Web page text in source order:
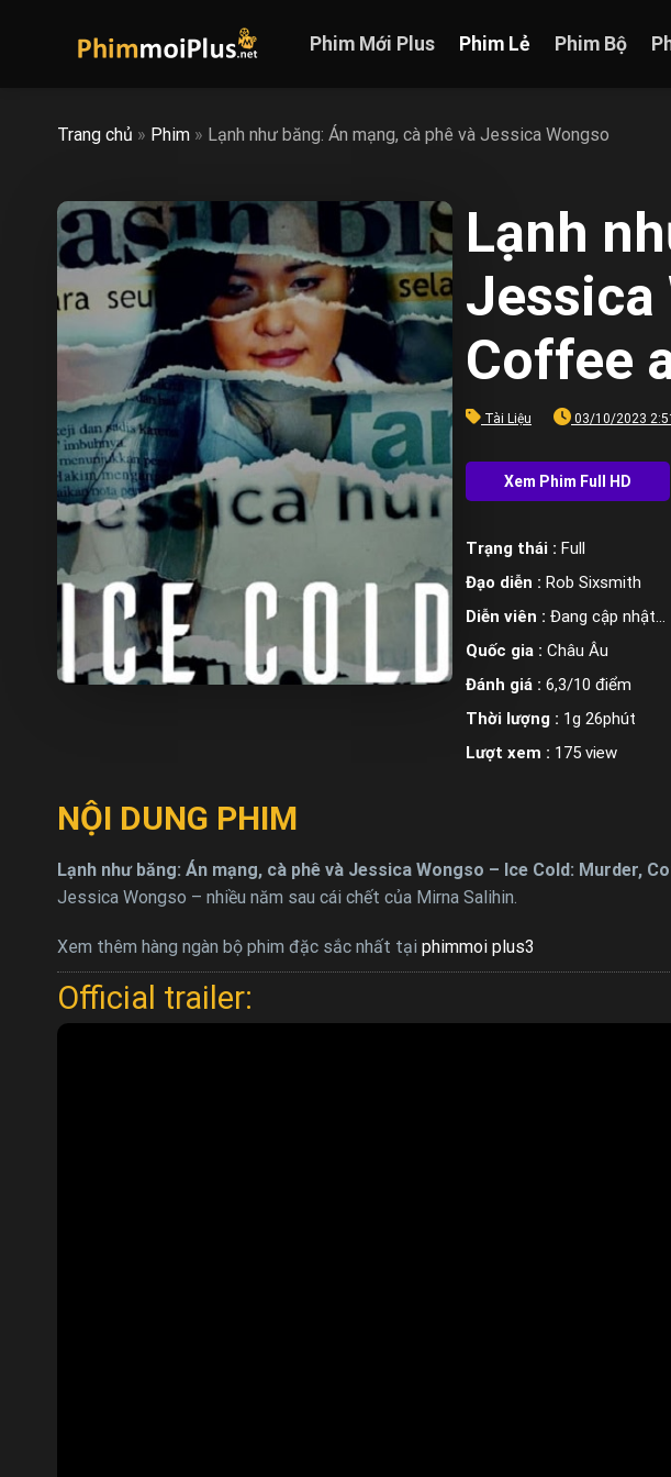
Phim Mới Plus Phim Lẻ Phim Bộ
Trang chủ » Phim » Lạnh như băng: Án mạng, cà phê và Jessica Wongso
Lạnh
Jessica
Coffee
Tài Liệu 03/10/2023
Trạng thái : Full
Đạo diễn : Rob Sixsmith
Diễn viên : Đang cập nhật…
Quốc gia : Châu Âu
Đánh giá : 6,3/10 điểm
Thời lượng : 1g 26phút
Lượt xem : 175 view
NỘI DUNG PHIM
Lạnh như băng: Án mạng, cà phê và Jessica Wongso – Ice Cold: Murder,
Jessica Wongso – nhiều năm sau cái chết của Mirna Salihin.
Xem thêm hàng ngàn bộ phim đặc sắc nhất tại phimmoi plus3
Official trailer: